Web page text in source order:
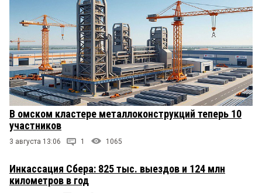
В омском кластере металлоконструкций теперь 10
участников
3 августа 13:06 1 1065
Инкассация Сбера: 825 тыс. выездов и 124 млн
километров в год